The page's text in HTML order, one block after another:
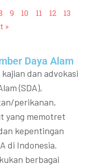
9 10 11 12
13
»
Daya Alam
dan advokasi
(SDA),
perikanan,
yang memotret
kepentingan
di Indonesia.
berbagai